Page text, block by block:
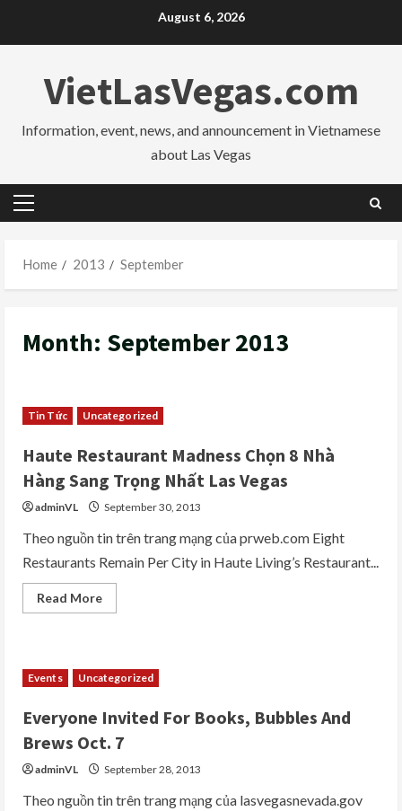
August 6, 2026
VietLasVegas.com
Information, event, news, and announcement in Vietnamese
about Las Vegas
Primary
Home
2013 September
Month: September 2013
Tin Tức Uncategorized
Haute Restaurant Madness Chọn 8 Nhà
Hàng Sang Trọng Nhất Las Vegas
adminVL September 30, 2013
Theo nguồn tin trên trang mạng của prweb.com Eight
Restaurants Remain Per City in Haute Living’s Restaurant...
Read MoreRead
more
Chọn
8
Hàng
Sang
Trọng
Nhất
Vegas
Events Uncategorized
Everyone Invited For Books, Bubbles And
Brews Oct. 7
adminVL September 28, 2013
Theo nguồn tin trên trang mạng của lasvegasnevada.gov